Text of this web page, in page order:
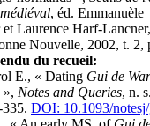
, éd. Emmanuèle
Laurence Harf-
Nouvelle, 2002, t. 2,
du recueil:
E., « Dating Gui de
», Notes and Queries, n.
DOI: 10.1093/